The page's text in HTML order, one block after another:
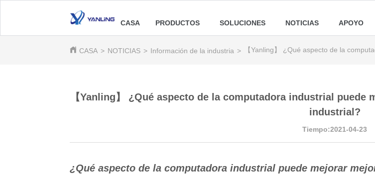
CASA PRODUCTOS SOLUCIONES NOTICIAS APOYO
CASA > NOTICIAS > Información de la industria > 【Yanling】 ¿Qué aspecto de la
【Yanling】 ¿Qué aspecto de la computadora industrial
industrial?
Tiempo:2021-04-23